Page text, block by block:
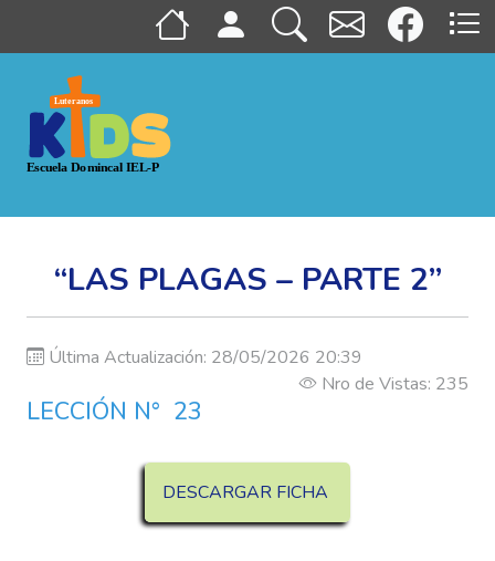
“LAS PLAGAS – PARTE 2”
Última Actualización: 28/05/2026 20:39
Nro de Vistas: 235
LECCIÓN N° 23
DESCARGAR FICHA